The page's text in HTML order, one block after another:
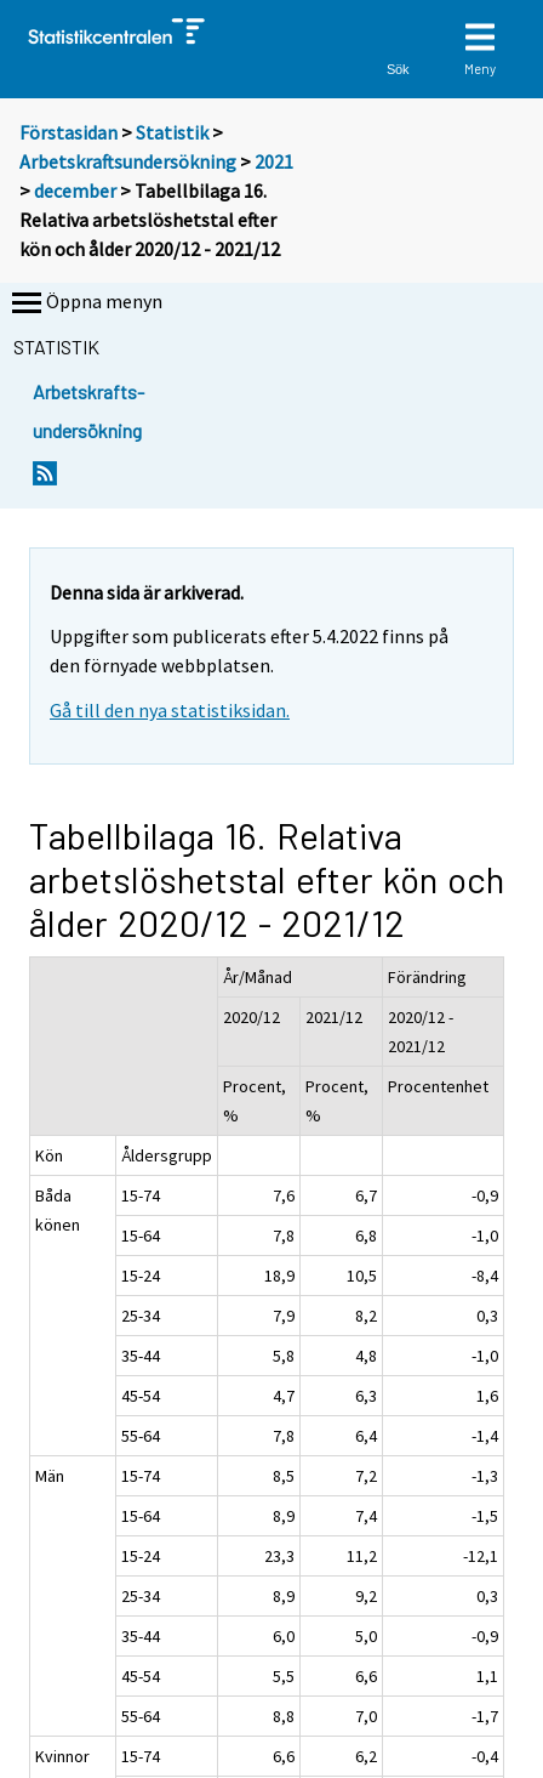
Sök Meny
Förstasidan >Statistik >
Arbetskraftsundersökning > 2021
>december> Tabellbilaga 16.
Relativa arbetslöshetstal efter
kön och ålder 2020/12 - 2021/12
Öppna menyn
STATISTIK
Arbetskrafts-
undersökning
Denna sida är arkiverad.
Uppgifter som publicerats efter 5.4.2022 finns på
den förnyade webbplatsen.
Gå till den nya statistiksidan.
Tabellbilaga 16. Relativa
arbetslöshetstal efter kön och
ålder 2020/12 - 2021/12
År/Månad
Förändring
2020/12
2021/12
2020/12 -
2021/12
Procent,
%
Procent,
%
Procentenhet
Kön
Åldersgrupp
Båda
könen
15-74 7,6 6,7
-0,9
15-64
7,8 6,8
-1,0
15-24
18,9 10,5
-8,4
25-34
7,9 8,2
0,3
35-44
5,8 4,8
-1,0
45-54
4,7 6,3
1,6
55-64
7,8 6,4
-1,4
Män
15-74 8,5 7,2
-1,3
15-64
8,9 7,4
-1,5
15-24
23,3 11,2
-12,1
25-34
8,9 9,2
0,3
35-44
6,0 5,0
-0,9
45-54
5,5 6,6
1,1
55-64
8,8 7,0
-1,7
Kvinnor
15-74 6,6 6,2
-0,4